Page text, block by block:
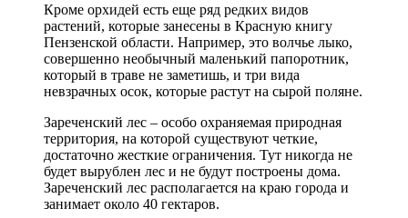
Кроме орхидей есть еще ряд редких видов
растений, которые занесены в Красную книгу
Пензенской области. Например, это волчье лыко,
совершенно необычный маленький папоротник,
который в траве не заметишь, и три вида
невзрачных осок, которые растут на сырой поляне.
Зареченский лес – особо охраняемая природная
территория, на которой существуют четкие,
достаточно жесткие ограничения. Тут никогда не
будет вырублен лес и не будут построены дома.
Зареченский лес располагается на краю города и
занимает около 40 гектаров.